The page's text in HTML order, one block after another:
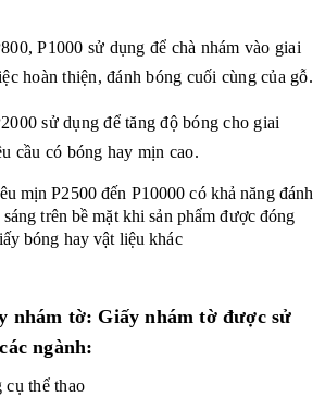
P1000 sử dụng để chà nhám vào giai
hoàn thiện, đánh bóng cuối cùng của gỗ.
sử dụng để tăng độ bóng cho giai
cầu có bóng hay mịn cao.
mịn P2500 đến P10000 có khả năng đánh
sáng trên bề mặtkhi sản phẩm được đóng
bóng hay vật liệu khác
nhám tờ: Giấy nhám tờ được sử
ngành:
thể thao